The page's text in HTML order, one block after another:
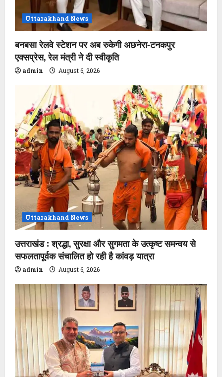
Uttarakhand News
बनबसा रेलवे स्टेशन पर अब रुकेगी अछनेरा-टनकपुर
एक्सप्रेस, रेल मंत्री ने दी स्वीकृति
admin August 6, 2026
Uttarakhand News
उत्तराखंड : श्रद्धा, सुरक्षा और सुगमता के उत्कृष्ट समन्वय से
सफलतापूर्वक संचालित हो रही है कांवड़ यात्रा
admin August 6, 2026